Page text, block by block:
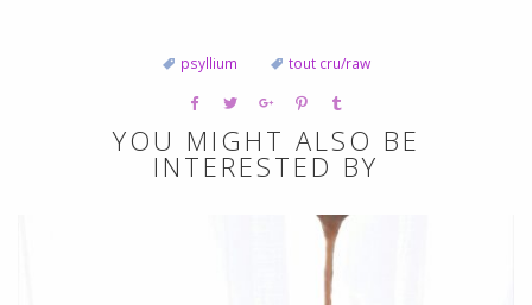
psyllium tout cru/raw
YOU MIGHT ALSO BE
INTERESTED BY